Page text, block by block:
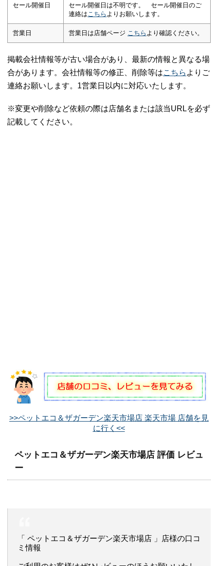
セール開催日
セール開催日は不明です。 セール開催日のご
連絡は こちら よりお願いします。
営業日 営業日は店舗ページ こちら より確認ください。
掲載会社情報等が古い場合があり、最新の情報と異なる場
合があります。会社情報等の修正、削除等はこちら よりご
連絡お願いします。1営業日以内に対応いたします。
※変更や削除など依頼の際は店舗名または該当URLを必ず
記載してください。
>>ペットエコ＆ザガーデン楽天市場店 楽天市場 店舗を見
に行く<<
ペットエコ＆ザガーデン楽天市場店 評価 レビュ
ー
「 ペットエコ＆ザガーデン楽天市場店 」店様の口コ
ミ情報